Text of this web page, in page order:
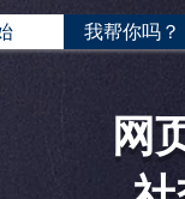
我帮你吗？
网